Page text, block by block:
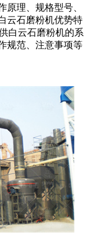
原理、规格型号、
云石磨粉机优势特
白云石磨粉机的系
规范、注意事项等